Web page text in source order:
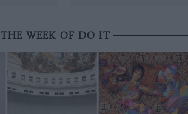
THE WEEK OF DO IT